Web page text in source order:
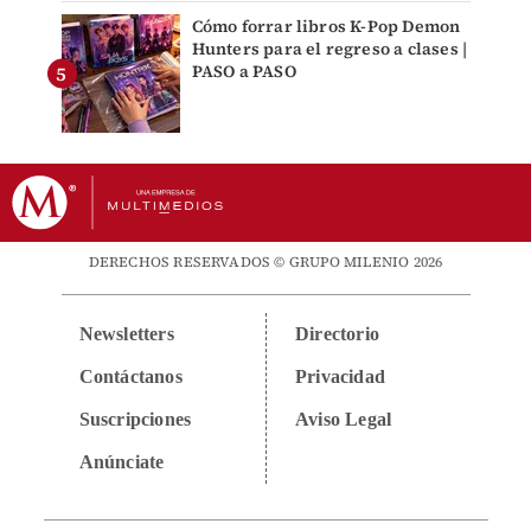
Cómo forrar libros K-Pop Demon
Hunters para el regreso a clases |
PASO a PASO
DERECHOS RESERVADOS © GRUPO MILENIO 2026
Newsletters
Contáctanos
Suscripciones
Anúnciate
Directorio
Privacidad
Aviso Legal